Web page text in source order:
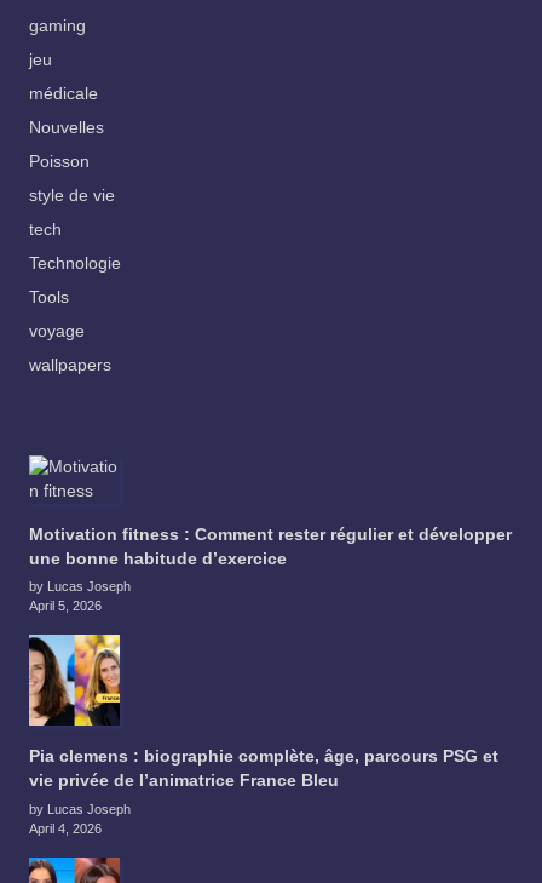
gaming
jeu
médicale
Nouvelles
Poisson
style de vie
tech
Technologie
Tools
voyage
wallpapers
Motivation fitness : Comment rester régulier et développer
une bonne habitude d’exercice
by Lucas Joseph
April 5, 2026
Pia clemens : biographie complète, âge, parcours PSG et
vie privée de l’animatrice France Bleu
by Lucas Joseph
April 4, 2026